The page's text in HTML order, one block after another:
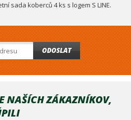
sada koberců 4 ks s logem S LINE.
ODOSLAT
NAŠÍCH ZÁKAZNÍKOV,